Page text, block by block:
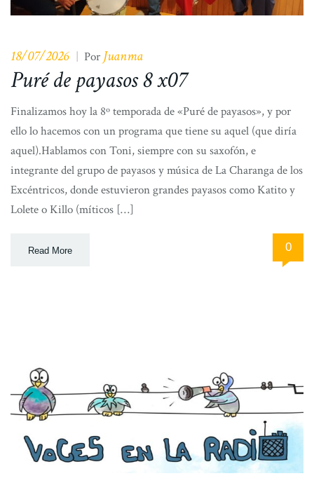
18/07/2026 Por Juanma
Puré de payasos 8 x07
Finalizamos hoy la 8º temporada de «Puré de payasos», y por
ello lo hacemos con un programa que tiene su aquel (que diría
aquel).Hablamos con Toni, siempre con su saxofón, e
integrante del grupo de payasos y música de La Charanga de los
Excéntricos, donde estuvieron grandes payasos como Katito y
Lolete o Killo (míticos […]
Read More 0